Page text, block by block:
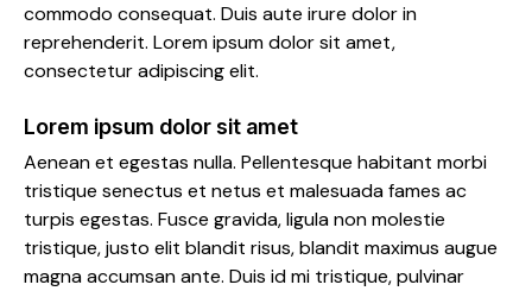
commodo consequat. Duis aute irure dolor in
reprehenderit. Lorem ipsum dolor sit amet,
consectetur adipiscing elit.
Lorem ipsum dolor sit amet
Aenean et egestas nulla. Pellentesque habitant morbi
tristique senectus et netus et malesuada fames ac
turpis egestas. Fusce gravida, ligula non molestie
tristique, justo elit blandit risus, blandit maximus augue
magna accumsan ante. Duis id mi tristique, pulvinar